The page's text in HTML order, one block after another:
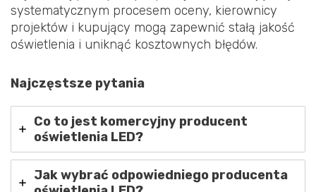
systematycznym procesem oceny, kierownicy
projektów i kupujący mogą zapewnić stałą jakość
oświetlenia i uniknąć kosztownych błędów.
Najczęstsze pytania
Co to jest komercyjny producent
oświetlenia LED?
Jak wybrać odpowiedniego producenta